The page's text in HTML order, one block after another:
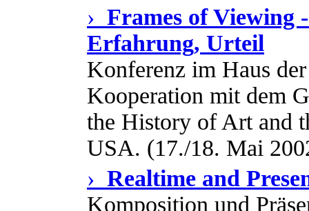
› Frames of Viewing
Erfahrung, Urteil
Konferenz im Haus
Kooperation mit dem
the History of Art and
USA. (17./18. Mai
› Realtime and
Komposition und